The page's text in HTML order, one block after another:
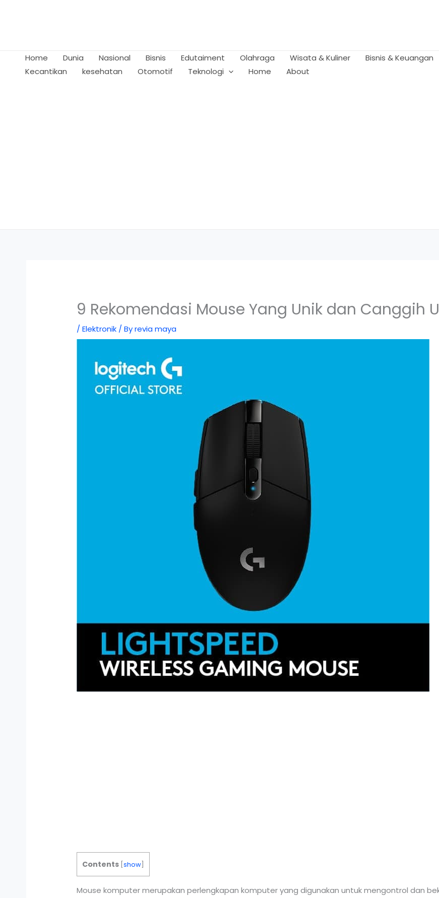
Home Dunia Nasional Bisnis Edutaiment Olahraga Wisata & Kuliner Bisnis & Keuangan
Kecantikan
kesehatan Otomotif Teknologi Home About
9 Rekomendasi Mouse Yang Unik dan Canggih
/Elektronik / Byrevia maya
Contents [show
Mouse komputer merupakan perlengkapan komputer yang digunakan untuk mengontrol dan